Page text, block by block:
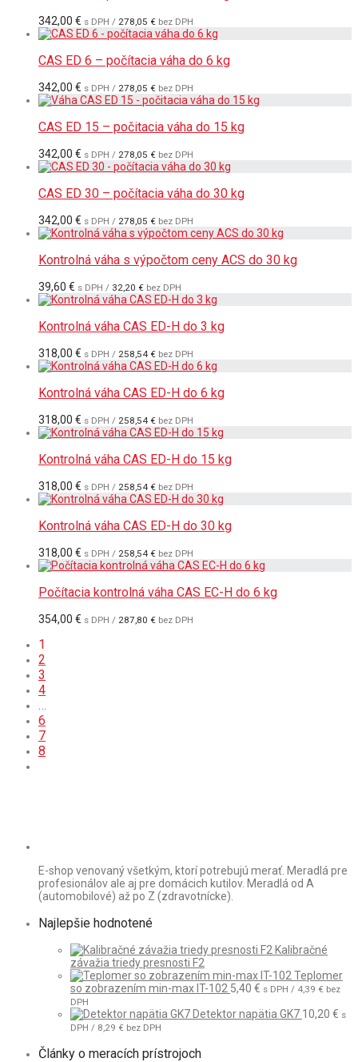
342,00 € s DPH / 278,05 € bez DPH
CAS ED 6 – počítacia váha do 6 kg
342,00 € s DPH / 278,05 € bez DPH
CAS ED 15 – počitacia váha do 15 kg
342,00 € s DPH / 278,05 € bez DPH
CAS ED 30 – počítacia váha do 30 kg
342,00 € s DPH / 278,05 € bez DPH
Kontrolná váha s výpočtom ceny ACS do 30 kg
39,60 € s DPH / 32,20 € bez DPH
Kontrolná váha CAS ED-H do 3 kg
318,00 € s DPH / 258,54 € bez DPH
Kontrolná váha CAS ED-H do 6 kg
318,00 € s DPH / 258,54 € bez DPH
Kontrolná váha CAS ED-H do 15 kg
318,00 € s DPH / 258,54 € bez DPH
Kontrolná váha CAS ED-H do 30 kg
318,00 € s DPH / 258,54 € bez DPH
Počítacia kontrolná váha CAS EC-H do 6 kg
354,00 € s DPH / 287,80 € bez DPH
1
2
3
4
6
7
8
E-shop venovaný všetkým, ktorí potrebujú merať. Meradlá pre
profesionálov ale aj pre domácich kutilov. Meradlá od A
(automobilové) až po Z (zdravotnícke).
Najlepšie hodnotené
Kalibračné
závažia triedy presnosti F2
Teplomer
so zobrazením min-max IT-102 5,40 € s DPH / 4,39 € bez
DPH
Detektor napätia GK7 10,20 € s
DPH / 8,29 € bez DPH
Články o meracích prístrojoch